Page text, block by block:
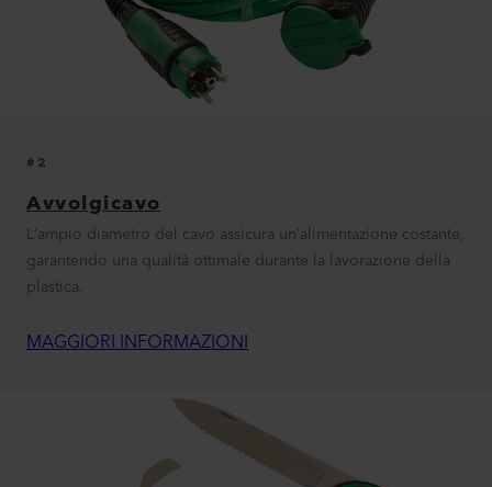
#2
Avvolgicavo
L’ampio diametro del cavo assicura un’alimentazione costante,
garantendo una qualità ottimale durante la lavorazione della
plastica.
MAGGIORI INFORMAZIONI